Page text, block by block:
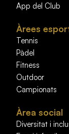
App del Club
Àrees
Tennis
Pàdel
Fitness
Outdoor
Campionats
Àrea social
Diversitat i